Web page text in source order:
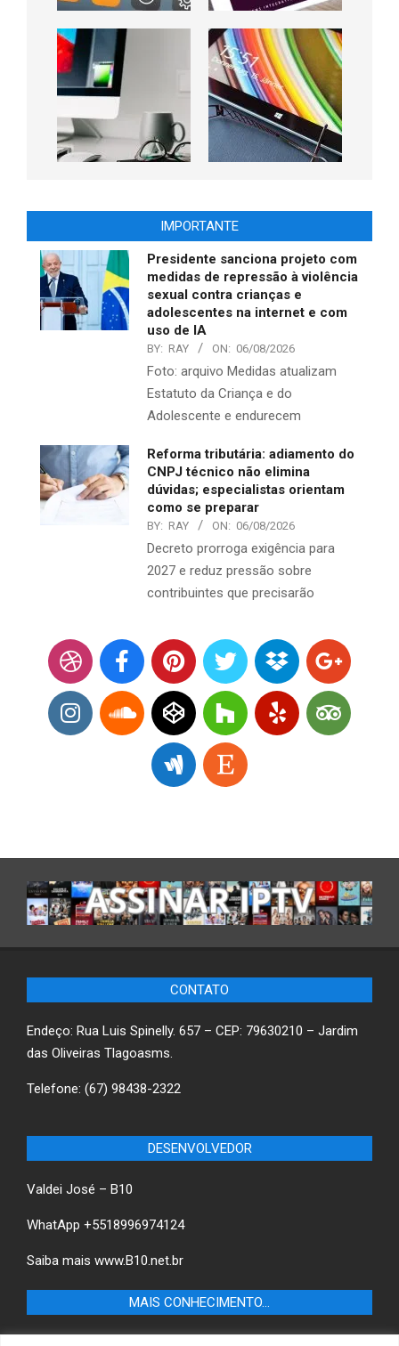
IMPORTANTE
Presidente sanciona projeto com
medidas de repressão à violência
sexual contra crianças e
adolescentes na internet e com
uso de IA
BY: RAY ON: 06/08/2026
Foto: arquivo Medidas atualizam
Estatuto da Criança e do
Adolescente e endurecem
Reforma tributária: adiamento do
CNPJ técnico não elimina
dúvidas; especialistas orientam
como se preparar
BY: RAY ON: 06/08/2026
Decreto prorroga exigência para
2027 e reduz pressão sobre
contribuintes que precisarão
CONTATO
Endeço: Rua Luis Spinelly. 657 – CEP: 79630210 – Jardim
das Oliveiras Tlagoasms.
Telefone: (67) 98438-2322
DESENVOLVEDOR
Valdei José – B10
WhatApp +5518996974124
Saiba mais www.B10.net.br
MAIS CONHECIMENTO…